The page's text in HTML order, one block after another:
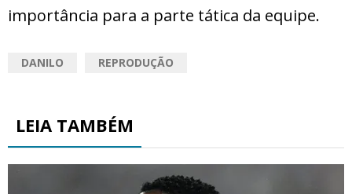
importância para a parte tática da equipe.
DANILO REPRODUÇÃO
LEIA TAMBÉM